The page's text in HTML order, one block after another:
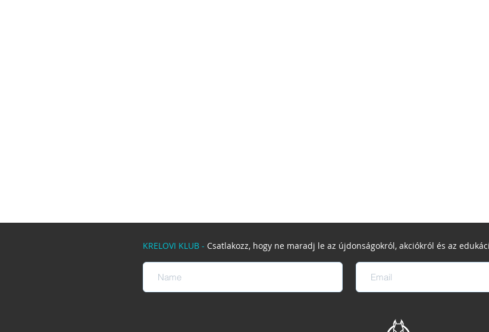
KRELOVI KLUB - Csatlakozz, hogy ne maradj le az újdonságokról, akciókról és az